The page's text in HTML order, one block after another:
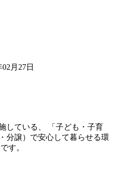
月27日
している、 「子ども・子育
分譲）で安心して暮らせる環
す。